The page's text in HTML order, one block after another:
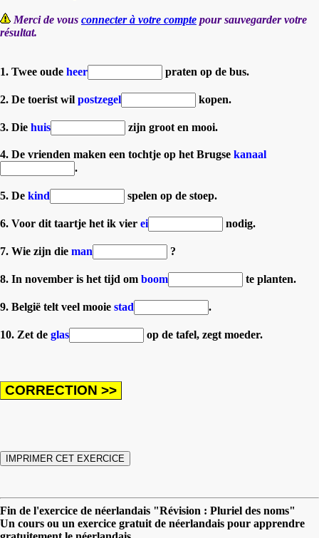
Merci de vous connecter à votre compte pour sauvegarder votre
résultat.
1. Twee oude heer praten op de bus.
2. De toerist wil postzegel kopen.
3. Die huis zijn groot en mooi.
4. De vrienden maken een tochtje op het Brugse kanaal
.
5. De kind spelen op de stoep.
6. Voor dit taartje het ik vier ei nodig.
7. Wie zijn die man ?
8. In november is het tijd om boom te planten.
9. België telt veel mooie stad .
10. Zet de glas op de tafel, zegt moeder.
Fin de l'exercice de néerlandais "Révision : Pluriel des noms"
Un cours ou un exercice gratuit de néerlandais pour apprendre